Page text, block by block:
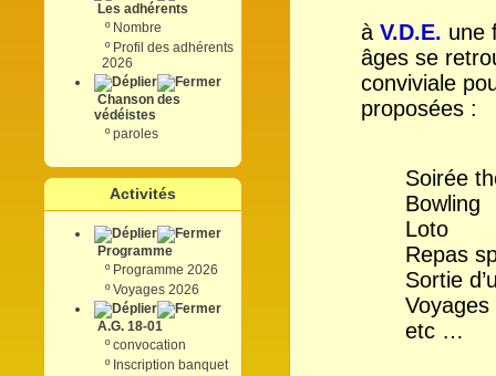
Les adhérents
º Nombre
º Profil des adhérents
2026
Chanson des
védéistes
ºparoles
Activités
Programme
º Programme 2026
ºVoyages 2026
A.G. 18-01
ºconvocation
º Inscription banquet
à V.D.E. une
âges se
conviviale
proposées :
Soirée
Bowling
Loto
Repas
Sortie
etc …